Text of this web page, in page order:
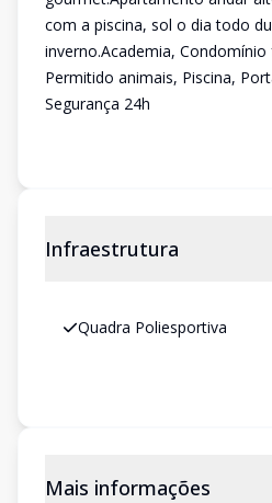
com a piscina, sol o dia todo
inverno.Academia,
Permitido animais, Piscina,
Segurança 24h
Infraestrutura
Quadra Poliesportiva
Mais informações